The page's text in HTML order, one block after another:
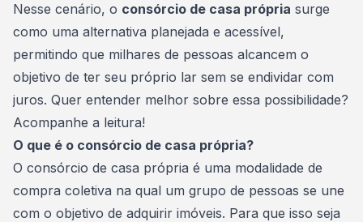
Nesse cenário, o consórcio de casa própria surge
como uma alternativa planejada e acessível,
permitindo que milhares de pessoas alcancem o
objetivo de ter seu próprio lar sem se endividar com
juros. Quer entender melhor sobre essa possibilidade?
Acompanhe a leitura!
O que é o consórcio de casa própria?
O consórcio de casa própria é uma modalidade de
compra coletiva na qual um grupo de pessoas se une
com o objetivo de adquirir imóveis. Para que isso seja